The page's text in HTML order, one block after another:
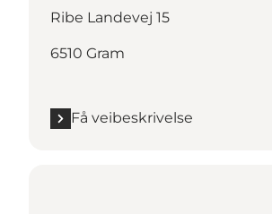
Ribe Landevej 15
6510 Gram
Få veibeskrivelse